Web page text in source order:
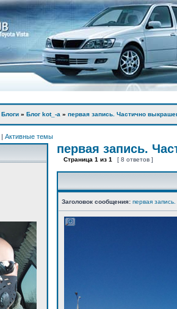
Блоги » Блог kot_-а » первая запись. Частично
| Активные темы
первая запись.
Страница 1 из 1 [ 8 ответов ]
Заголовок сообщения: первая